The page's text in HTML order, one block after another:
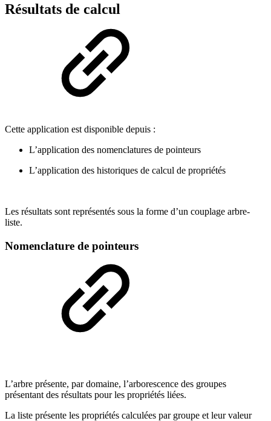
Résultats de calcul
Cette application est disponible depuis :
L’application des nomenclatures de pointeurs
L’application des historiques de calcul de propriétés
Les résultats sont représentés sous la forme d’un couplage arbre-
liste.
Nomenclature de pointeurs
L’arbre présente, par domaine, l’arborescence des groupes
présentant des résultats pour les propriétés liées.
La liste présente les propriétés calculées par groupe et leur valeur